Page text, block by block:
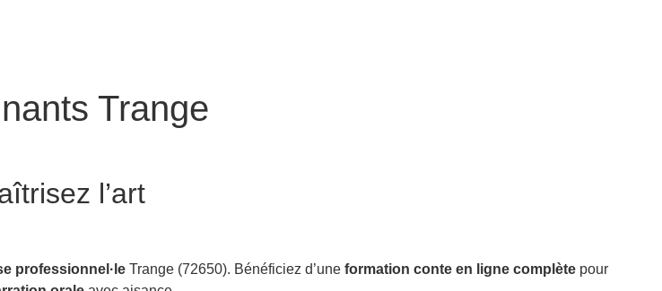
Trange
l’art
professionnel·le Trange (72650). Bénéficiez d’une formation conte en ligne complète pour